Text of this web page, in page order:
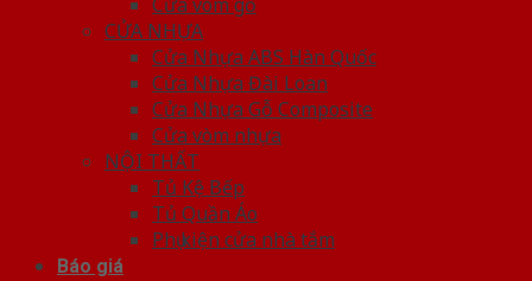
CỬA NHỰA
Cửa Nhựa ABS Hàn Quốc
Cửa Nhựa Đài Loan
Cửa Nhựa Gỗ Composite
Cửa vòm nhựa
NỘI THẤT
Tủ Kệ Bếp
Tủ Quần Áo
Phụ kiện cửa nhà tắm
Báo giá